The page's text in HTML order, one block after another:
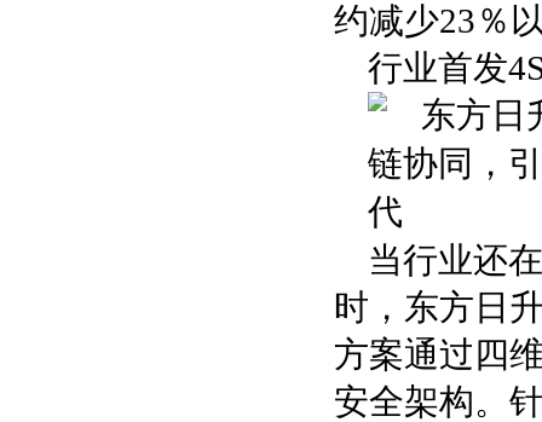
约减少23％
行业首发
当行业还
时，东方日
方案通过四
安全架构。